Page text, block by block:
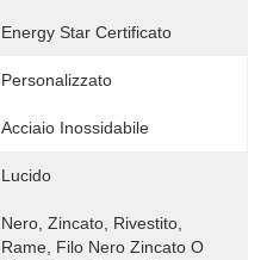
Energy Star Certificato
Personalizzato
Acciaio Inossidabile
Lucido
Nero, Zincato, Rivestito,
Rame, Filo Nero Zincato O